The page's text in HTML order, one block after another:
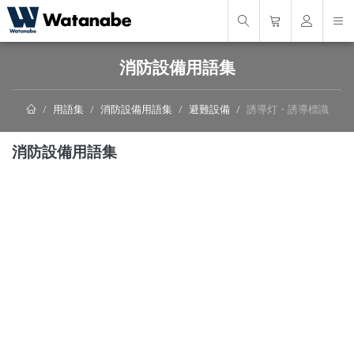
消防設備用語集
用語集 消防設備用語集 避難設備 誘導灯・誘導標識
消防設備用語集